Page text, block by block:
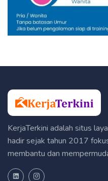
KerjaTerkini adalah situs
hadir sejak tahun 2017
membantu dan